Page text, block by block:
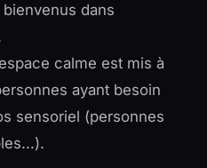
dans
calme est mis à
ayant besoin
sensoriel (personnes